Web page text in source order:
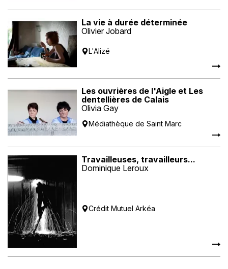
La vie à durée déterminée
Olivier Jobard
L'Alizé
Les ouvrières de l'Aigle et Les
dentellières de Calais
Olivia Gay
Médiathèque de Saint Marc
Travailleuses, travailleurs...
Dominique Leroux
Crédit Mutuel Arkéa